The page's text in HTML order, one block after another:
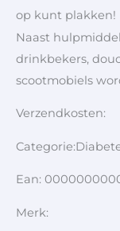
op kunt plakken!
Naast
drinkbekers,
scootmobiels
Verzendkosten:
Ean:
Merk: